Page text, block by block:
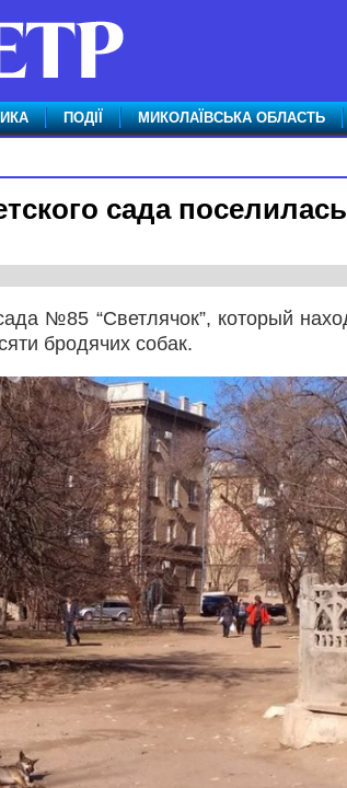
ПОДІЇ МИКОЛАЇВСЬКА ОБЛАСТЬ
сада
№85 “Светлячок”, который
бродячих собак.